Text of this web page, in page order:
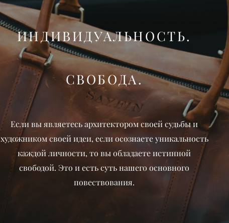
ИНДИВИДУАЛЬНОСТЬ.
СВОБОДА.
Если вы являетесь архитектором своей судьбы и
художником своей идеи, если осознаете уникальность
каждой личности, то вы обладаете истинной
свободой. Это и есть суть нашего основного
повествования.